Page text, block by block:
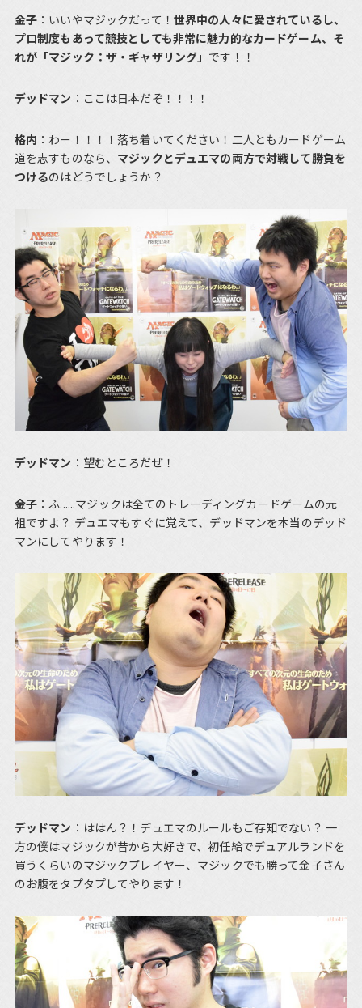
金子 ：いいやマジックだって！ 世界中の人々に愛されているし、
プロ制度もあって競技としても非常に魅力的なカードゲーム、そ
れが「マジック：ザ・ギャザリング」 です！！
デッドマン ：ここは日本だぞ！！！！
格内 ：わー！！！！落ち着いてください！二人ともカードゲーム
道を志すものなら、 マジックとデュエマの両方で対戦して勝負を
つけるのはどうでしょうか？
デッドマン ：望むところだぜ！
金子 ：ふ......マジックは全てのトレーディングカードゲームの元
祖ですよ？ デュエマもすぐに覚えて、デッドマンを本当のデッド
マンにしてやります！
デッドマン ：ははん？！デュエマのルールもご存知でない？ 一
方の僕はマジックが昔から大好きで、初任給でデュアルランドを
買うくらいのマジックプレイヤー、マジックでも勝って金子さん
のお腹をタプタプしてやります！